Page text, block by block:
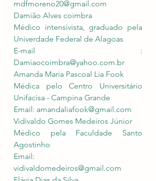
mdfmoreno20@gmail.com
Damião Alves coimbra
Médico intensivista, graduado pela
Univerdade Federal de Alagoas
Damiaocoimbra@yahoo.com.br
Amanda Maria Pascoal Lia Fook
Médica pelo Centro Universitário
Unifacisa - Campina Grande
Email: amandaliafook@gmail.com
Vidivaldo Gomes Medeiros Júnior
Médico pela Faculdade Santo
Agostinho
vidivaldomedeiros@gmail.com